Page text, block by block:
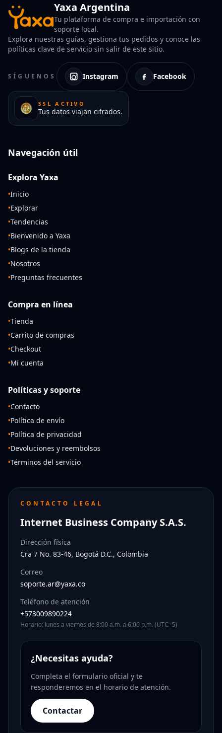
Yaxa Argentina
Tu plataforma de compra e importación con
soporte local.
Explora nuestras guías, gestiona tus pedidos y conoce las
políticas clave de servicio sin salir de este sitio.
SÍGUENOS Instagram Facebook
SSL ACTIVO
Tus datos viajan cifrados.
Navegación útil
Explora Yaxa
•Inicio
•Explorar
•Tendencias
•Bienvenido a Yaxa
•Blogs de la tienda
•Nosotros
•Preguntas frecuentes
Compra en línea
•Tienda
•Carrito de compras
•Checkout
•Mi cuenta
Políticas y soporte
•Contacto
•Política de envío
•Política de privacidad
•Devoluciones y reembolsos
•Términos del servicio
CONTACTO LEGAL
Internet Business Company S.A.S.
Dirección física
Cra 7 No. 83-46, Bogotá D.C., Colombia
Correo
soporte.ar@yaxa.co
Teléfono de atención
+573009890224
Horario: lunes a viernes de 8:00 a.m. a 6:00 p.m. (UTC -5)
¿Necesitas ayuda?
Completa el formulario oficial y te
responderemos en el horario de atención.
Contactar